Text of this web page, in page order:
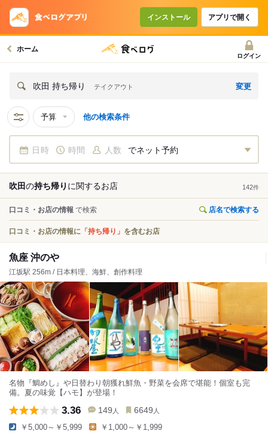
インストール アプリで開く
ホーム
ログイン
吹田 持ち帰り テイクアウト 変更
予算 他の検索条件
日時 時間 人数 でネット予約
吹田の持ち帰り に関するお店 142件
口コミ・お店の情報 で検索 店名で検索する
口コミ・お店の情報に 「持ち帰り」 を含むお店
魚座 沖のや
江坂駅 256m / 日本料理、海鮮、創作料理
名物『鯛めし』や日替わり朝獲れ鮮魚・野菜を会席で堪能！個室も完
備。夏の味覚【ハモ】が登場！
3.36 149 人 6649 人
￥5,000～￥5,999 ￥1,000～￥1,999